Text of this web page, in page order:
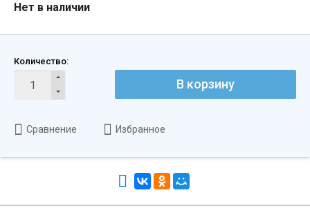
Нет в наличии
Количество:
В корзину
Сравнение Избранное